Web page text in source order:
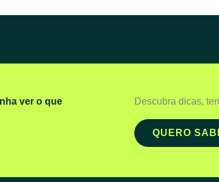
ver o que
Descubra dicas,
QUERO